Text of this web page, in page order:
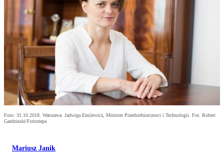
Foto: 31.10.2018. Warszawa. Jadwiga Emilewicz, Minister Przedsiebiorczosci i Technologii. Fot. Robert
Gardzinski/Fotorzepa
Mariusz Janik